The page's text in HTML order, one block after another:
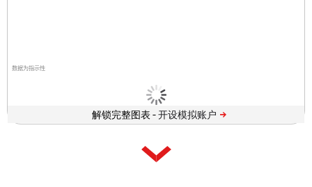
数据为指示性
解锁完整图表 -